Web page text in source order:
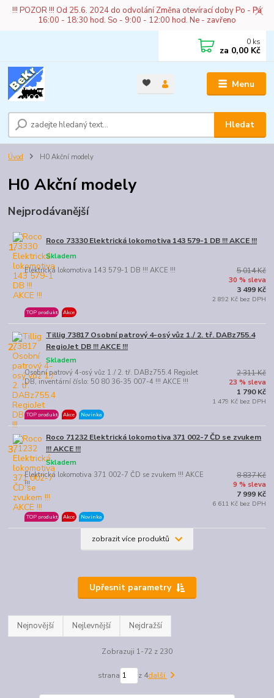
!!! POZOR !!! Od 25.6. 2024 do odvolání Změna otevírací doby Po - Pá
16:00 - 18:30 hod. So - 9:00 - 12:00 hod. Ne - zavřeno
Menu
Hledat
0 ks
za 0,00 Kč
Úvod H0 Akční modely
H0 Akční modely
Nejprodávanější
1. Roco 73330 Elektrická lokomotiva 143 579-1 DB !!! AKCE !!!
Elektrická lokomotiva 143 579-1 DB !!! AKCE !!!
Skladem
TOP produkt Akce
5 014 Kč
30 % sleva
3 499 Kč
2 892 Kč bez DPH
2.
Tillig 73817 Osobní patrový 4-osý vůz 1./ 2. tř. DABz755.4
RegioJet DB !!! AKCE !!!
Osobní patrový 4-osý vůz 1./ 2. tř. DABz755.4 RegioJet
DB, inventární číslo: 50 80 36-35 007-4 !!! AKCE !!!
Skladem
TOP produkt Akce Novinka
2 311 Kč
23 % sleva
1 790 Kč
1 479 Kč bez DPH
3.
Roco 71232 Elektrická lokomotiva 371 002-7 ČD se zvukem
!!! AKCE !!!
Elektrická lokomotiva 371 002-7 ČD se zvukem !!! AKCE
!!!
Skladem
TOP produkt Akce Novinka
8 837 Kč
9 % sleva
7 999 Kč
6 611 Kč bez DPH
zobrazit více produktů
Upřesnit parametry
Nejnovější Nejlevnější Nejdražší
Zobrazuji 1-72 z 230
strana z 4další